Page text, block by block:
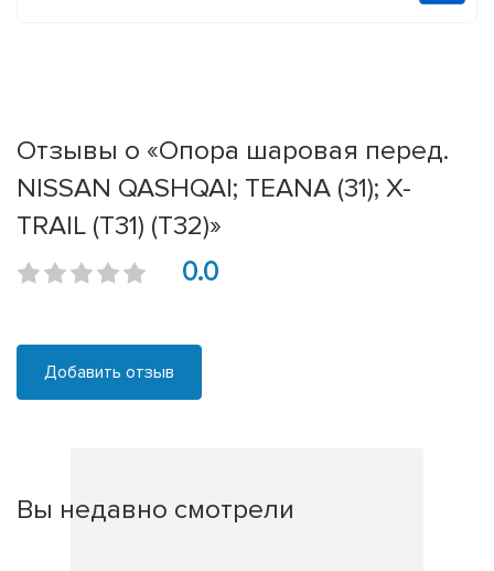
Отзывы о «Опора шаровая перед.
NISSAN QASHQAI; TEANA (31); X-
TRAIL (T31) (T32)»
0.0
Добавить отзыв
Вы недавно смотрели